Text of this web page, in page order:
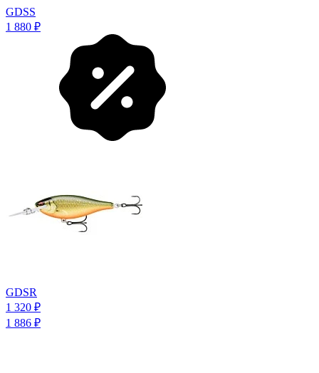
GDSS
1 880 ₽
GDSR
1 320 ₽
1 886 ₽